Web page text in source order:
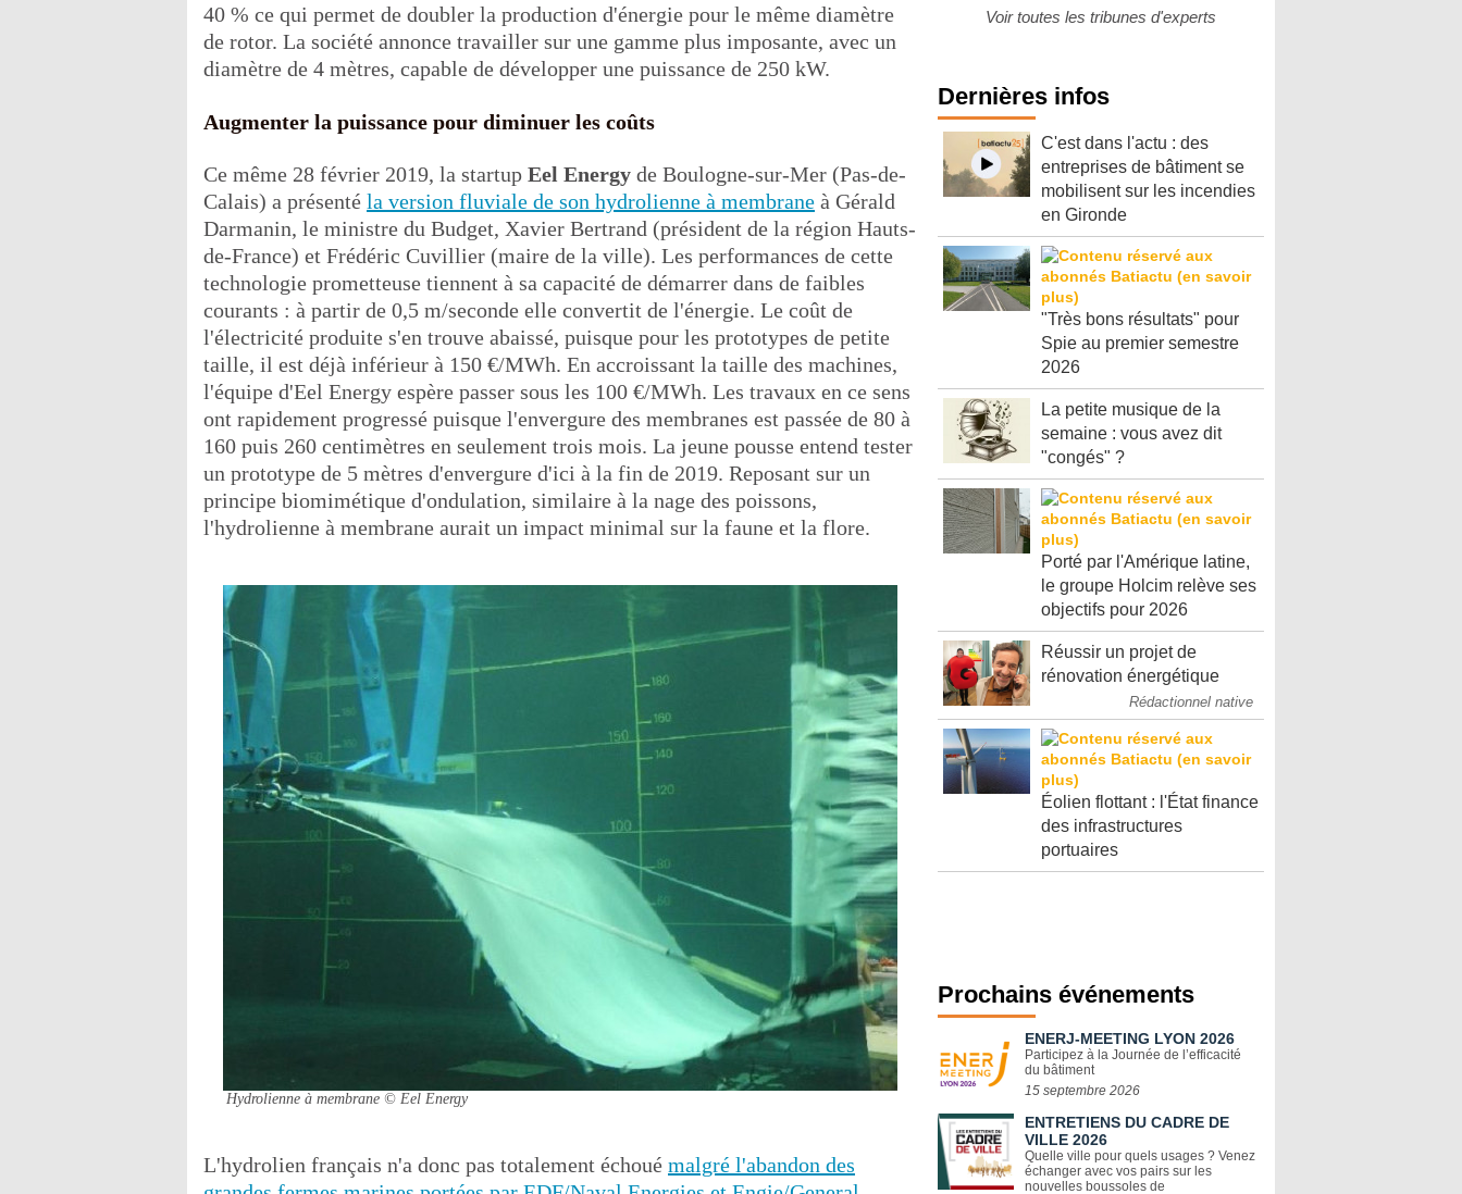
40 % ce qui permet de doubler la production d'énergie pour le même diamètre
de rotor. La société annonce travailler sur une gamme plus imposante, avec un
diamètre de 4 mètres, capable de développer une puissance de 250 kW.
Augmenter la puissance pour diminuer les coûts
Ce même 28 février 2019, la startup Eel Energy de Boulogne-sur-Mer (Pas-de-
Calais) a présenté la version fluviale de son hydrolienne à membrane à Gérald
Darmanin, le ministre du Budget, Xavier Bertrand (président de la région Hauts-
de-France) et Frédéric Cuvillier (maire de la ville). Les performances de cette
technologie prometteuse tiennent à sa capacité de démarrer dans de faibles
courants : à partir de 0,5 m/seconde elle convertit de l'énergie. Le coût de
l'électricité produite s'en trouve abaissé, puisque pour les prototypes de petite
taille, il est déjà inférieur à 150 €/MWh. En accroissant la taille des machines,
l'équipe d'Eel Energy espère passer sous les 100 €/MWh. Les travaux en ce sens
ont rapidement progressé puisque l'envergure des membranes est passée de 80 à
160 puis 260 centimètres en seulement trois mois. La jeune pousse entend tester
un prototype de 5 mètres d'envergure d'ici à la fin de 2019. Reposant sur un
principe biomimétique d'ondulation, similaire à la nage des poissons,
l'hydrolienne à membrane aurait un impact minimal sur la faune et la flore.
Hydrolienne à membrane © Eel Energy
L'hydrolien français n'a donc pas totalement échoué malgré l'abandon des
Voir toutes les tribunes d'experts
Dernières infos
C'est dans l'actu : des
entreprises de bâtiment se
mobilisent sur les incendies
en Gironde
"Très bons résultats" pour
Spie au premier semestre
2026
La petite musique de la
semaine : vous avez dit
"congés" ?
Porté par l'Amérique latine,
le groupe Holcim relève ses
objectifs pour 2026
Réussir un projet de
rénovation énergétique
Rédactionnel native
Éolien flottant : l'État finance
des infrastructures
portuaires
Prochains événements
ENERJ-MEETING LYON 2026
Participez à la Journée de l’efficacité
du bâtiment
15 septembre 2026
ENTRETIENS DU CADRE DE
VILLE 2026
Quelle ville pour quels usages ? Venez
échanger avec vos pairs sur les
nouvelles boussoles de